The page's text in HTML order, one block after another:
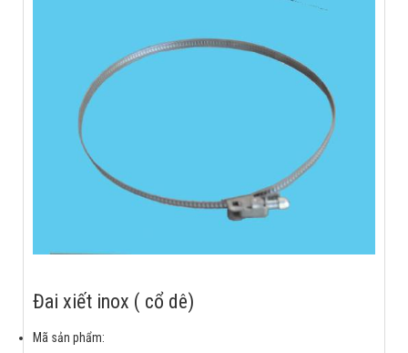
Đai xiết inox ( cổ dê)
Mã sản phẩm: